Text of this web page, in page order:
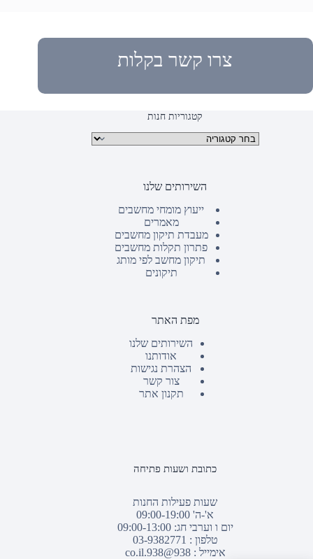
צרו קשר בקלות
קטגוריות חנות
קטגוריות מוצרים
השירותים שלנו
ייעוץ מומחי מחשבים
מאמרים
מעבדת תיקון מחשבים
פתרון תקלות מחשבים
תיקון מחשב לפי מותג
תיקונים
מפת האתר
השירותים שלנו
אודותנו
הצהרת נגישות
צור קשר
תקנון אתר
כתובת ושעות פתיחה
שעות פעילות החנות
א'-ה' 09:00-19:00
יום ו וערבי חג: 09:00-13:00
טלפון : 03-9382771
אימייל :938@938.co.il